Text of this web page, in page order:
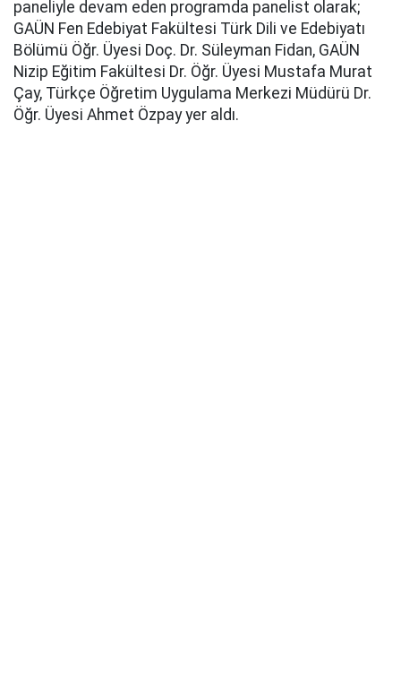
paneliyle devam eden programda panelist olarak;
GAÜN Fen Edebiyat Fakültesi Türk Dili ve Edebiyatı
Bölümü Öğr. Üyesi Doç. Dr. Süleyman Fidan, GAÜN
Nizip Eğitim Fakültesi Dr. Öğr. Üyesi Mustafa Murat
Çay, Türkçe Öğretim Uygulama Merkezi Müdürü Dr.
Öğr. Üyesi Ahmet Özpay yer aldı.